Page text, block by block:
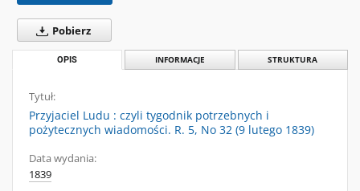
Pobierz
OPIS INFORMACJE STRUKTURA
Tytuł:
Przyjaciel Ludu : czyli tygodnik potrzebnych i
pożytecznych wiadomości. R. 5, No 32 (9 lutego 1839)
Data wydania:
1839